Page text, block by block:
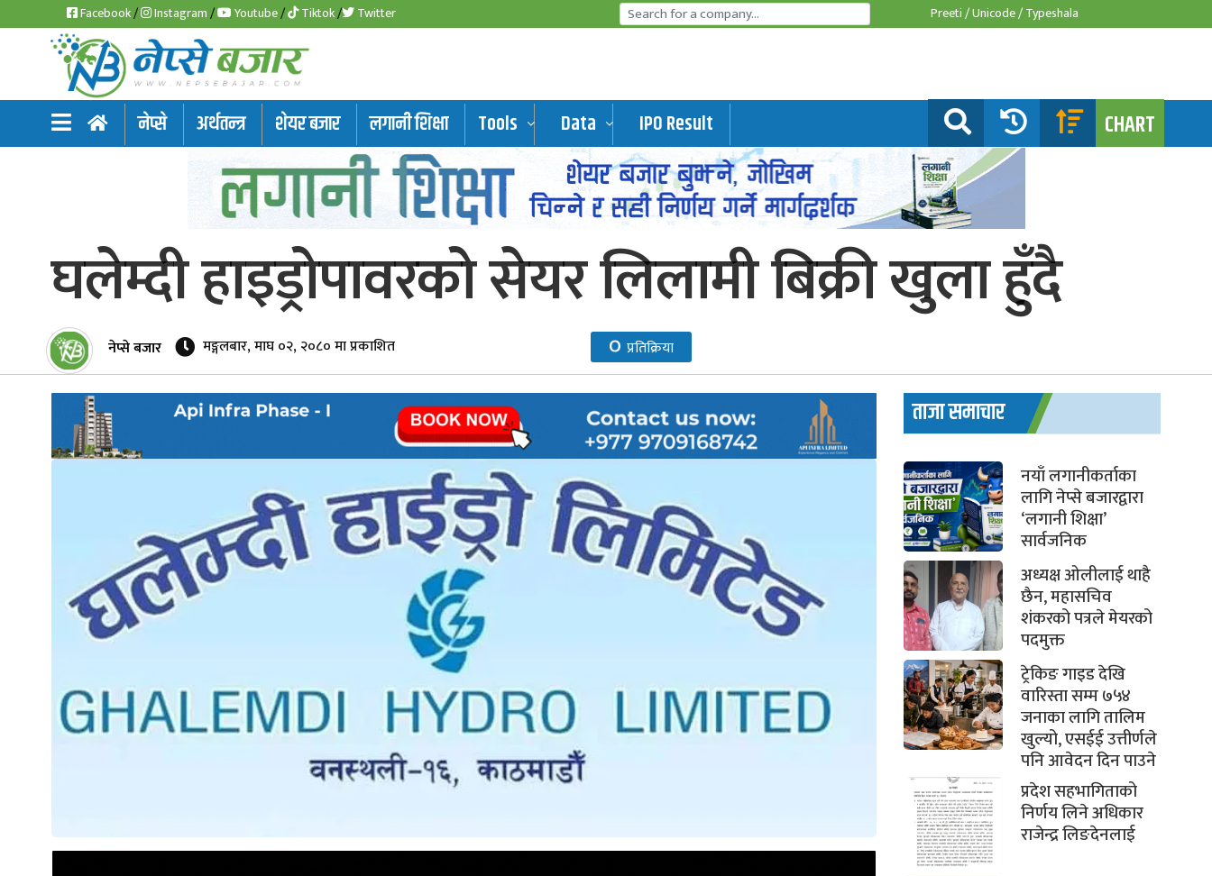
Facebook/ Instagram/ Youtube/ Tiktok/ Twitter Preeti /Unicode /Typeshala
नेप्से अर्थतन्त्र शेयर बजार लगानी शिक्षा Tools Data IPO Result CHART
समाचार
अर्थतन्त्र
हाइड्रो
घलेम्दी हाइड्रोपावरको सेयर लिलामी बिक्री खुला हुँदै
नेप्से बजार मङ्गलबार, माघ ०२, २०८० मा प्रकाशित ० प्रतिक्रिया
ताजा समाचार
नयाँ लगानीकर्ताका
लागि नेप्से बजारद्वारा
‘लगानी शिक्षा’
सार्वजनिक
अध्यक्ष ओलीलाई थाहै
छैन, महासचिव
शंकरको पत्रले मेयरको
पदमुक्त
ट्रेकिङ गाइड देखि
वारिस्ता सम्म ७५४
जनाका लागि तालिम
खुल्यो, एसईई उत्तीर्णले
पनि आवेदन दिन पाउने
प्रदेश सहभागिताको
निर्णय लिने अधिकार
राजेन्द्र लिङदेनलाई